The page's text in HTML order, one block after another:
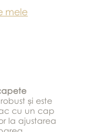
mele
și este
cu un cap
la ajustarea